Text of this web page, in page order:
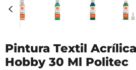
Pintura Textil
Hobby 30 Ml Politec